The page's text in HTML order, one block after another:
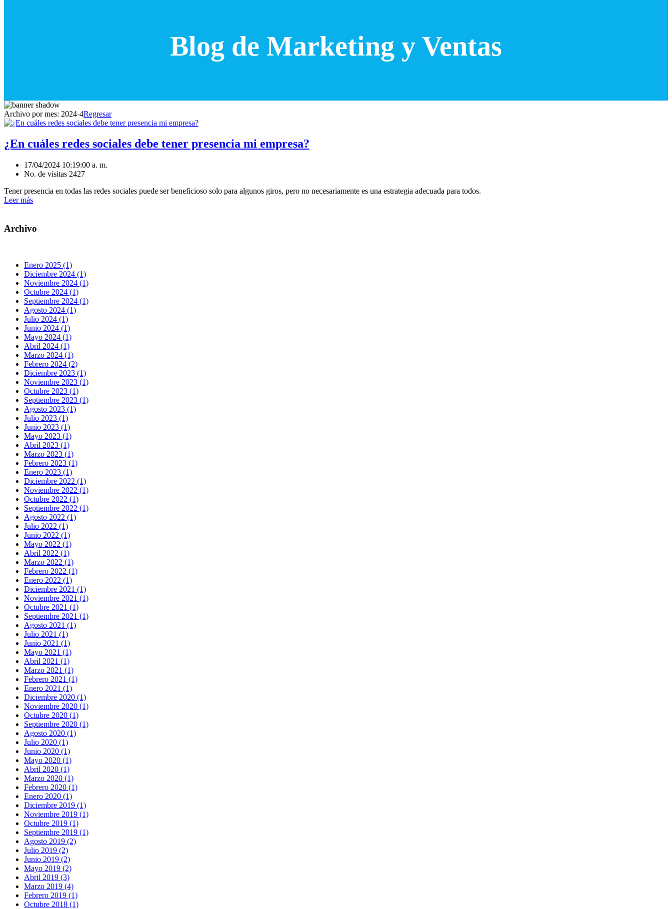
Blog de Marketing y Ventas
Archivo por mes: 2024-4Regresar
¿En cuáles redes sociales debe tener presencia mi empresa?
17/04/2024 10:19:00 a. m.
No. de visitas 2427
Tener presencia en todas las redes sociales puede ser beneficioso solo para algunos giros, pero no necesariamente es una estrategia adecuada para todos.
Leer más
Archivo
Enero 2025 (1)
Diciembre 2024 (1)
Noviembre 2024 (1)
Octubre 2024 (1)
Septiembre 2024 (1)
Agosto 2024 (1)
Julio 2024 (1)
Junio 2024 (1)
Mayo 2024 (1)
Abril 2024 (1)
Marzo 2024 (1)
Febrero 2024 (2)
Diciembre 2023 (1)
Noviembre 2023 (1)
Octubre 2023 (1)
Septiembre 2023 (1)
Agosto 2023 (1)
Julio 2023 (1)
Junio 2023 (1)
Mayo 2023 (1)
Abril 2023 (1)
Marzo 2023 (1)
Febrero 2023 (1)
Enero 2023 (1)
Diciembre 2022 (1)
Noviembre 2022 (1)
Octubre 2022 (1)
Septiembre 2022 (1)
Agosto 2022 (1)
Julio 2022 (1)
Junio 2022 (1)
Mayo 2022 (1)
Abril 2022 (1)
Marzo 2022 (1)
Febrero 2022 (1)
Enero 2022 (1)
Diciembre 2021 (1)
Noviembre 2021 (1)
Octubre 2021 (1)
Septiembre 2021 (1)
Agosto 2021 (1)
Julio 2021 (1)
Junio 2021 (1)
Mayo 2021 (1)
Abril 2021 (1)
Marzo 2021 (1)
Febrero 2021 (1)
Enero 2021 (1)
Diciembre 2020 (1)
Noviembre 2020 (1)
Octubre 2020 (1)
Septiembre 2020 (1)
Agosto 2020 (1)
Julio 2020 (1)
Junio 2020 (1)
Mayo 2020 (1)
Abril 2020 (1)
Marzo 2020 (1)
Febrero 2020 (1)
Enero 2020 (1)
Diciembre 2019 (1)
Noviembre 2019 (1)
Octubre 2019 (1)
Septiembre 2019 (1)
Agosto 2019 (2)
Julio 2019 (2)
Junio 2019 (2)
Mayo 2019 (2)
Abril 2019 (3)
Marzo 2019 (4)
Febrero 2019 (1)
Octubre 2018 (1)